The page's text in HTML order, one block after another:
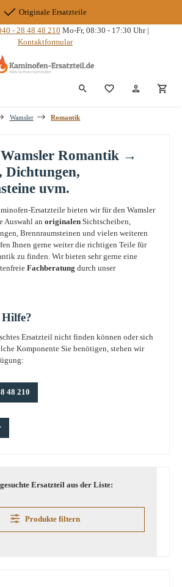
Originale Ersatzteile
- 28 48 48 210 Mo-Fr, 08:30 - 17:30 Uhr |
Kontaktformular
Du hast 0
Wamsler Romantik
Romantik →
Dichtungen,
uvm.
Ersatzteile bieten wir für den Wamsler
Auswahl an originalen Sichtscheiben,
Brennraumsteinen und vielen weiteren
Ihnen gerne weiter die richtigen Teile für
zu finden. Wir bieten sehr gerne eine
Fachberatung durch unser
Hilfe?
Ersatzteil nicht finden können oder sich
Komponente Sie benötigen, stehen wir
48 210
Ersatzteil aus der Liste:
Produkte filtern